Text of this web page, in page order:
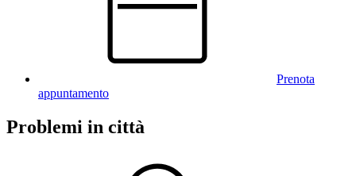
Prenota
appuntamento
Problemi in città